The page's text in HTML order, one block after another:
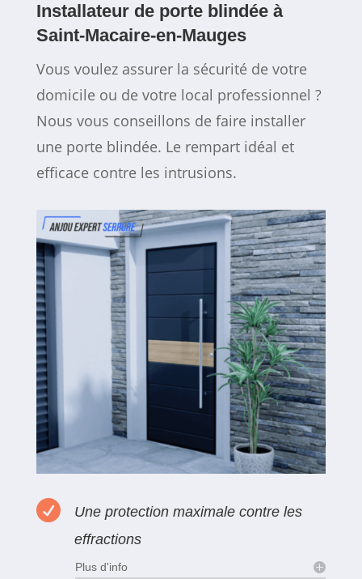
Installateur de porte blindée à
Saint-Macaire-en-Mauges
Vous voulez assurer la sécurité de votre
domicile ou de votre local professionnel ?
Nous vous conseillons de faire installer
une porte blindée. Le rempart idéal et
efficace contre les intrusions.

Une protection maximale contre les
effractions
Plus d'info